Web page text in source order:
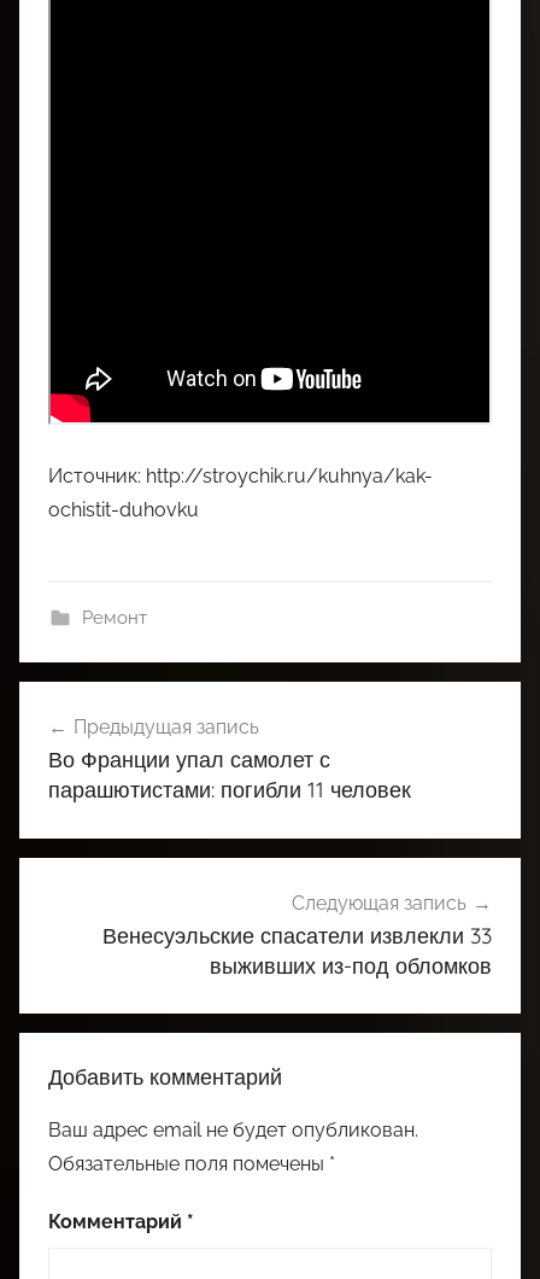
Источник: http://stroychik.ru/kuhnya/kak-
ochistit-duhovku
Ремонт
по
записям
Предыдущая запись
Во Франции упал самолет с
парашютистами: погибли 11 человек
Следующая запись
Венесуэльские спасатели извлекли 33
выживших из-под обломков
Добавить комментарий
Ваш адрес email не будет опубликован.
Обязательные поля помечены *
Комментарий *